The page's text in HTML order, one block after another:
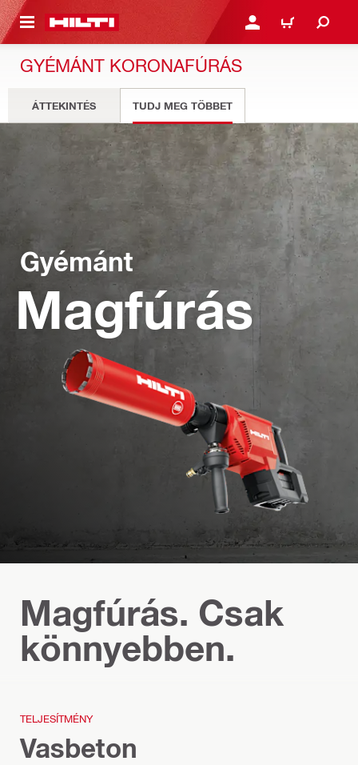
TARTALOMRA BEJELENTKEZÉS VAGY
KOSÁR
GYÉMÁNT KORONAFÚRÁS
ÁTTEKINTÉS TUDJ MEG TÖBBET
Gyémánt
Magfúrás
Magfúrás. Csak
könnyebben.
TELJESÍTMÉNY
Vasbeton